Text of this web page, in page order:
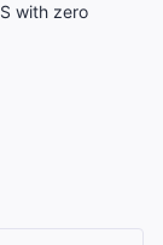
with zero